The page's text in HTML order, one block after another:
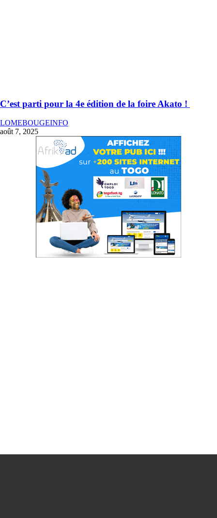
C’est parti pour la 4e édition de la foire Akato !
LOMEBOUGEINFO
août 7, 2025